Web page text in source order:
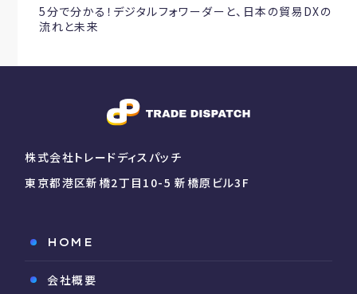
5分で分かる！デジタルフォワーダーと、日本の貿易DXの
流れと未来
株式会社トレードディスパッチ
東京都港区新橋2丁目10-5 新橋原ビル3F
HOME
会社概要